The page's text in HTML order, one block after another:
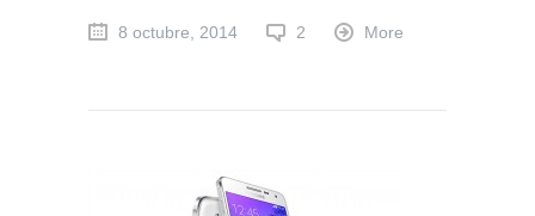
8 octubre, 2014 2 More